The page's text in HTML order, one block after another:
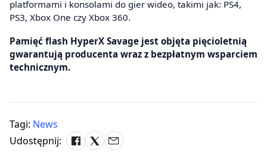
platformami i konsolami do gier wideo, takimi jak: PS4,
PS3, Xbox One czy Xbox 360.
Pamięć flash HyperX Savage jest objęta pięcioletnią
gwarantują producenta wraz z bezpłatnym wsparciem
technicznym.
Tagi: News
Udostępnij: